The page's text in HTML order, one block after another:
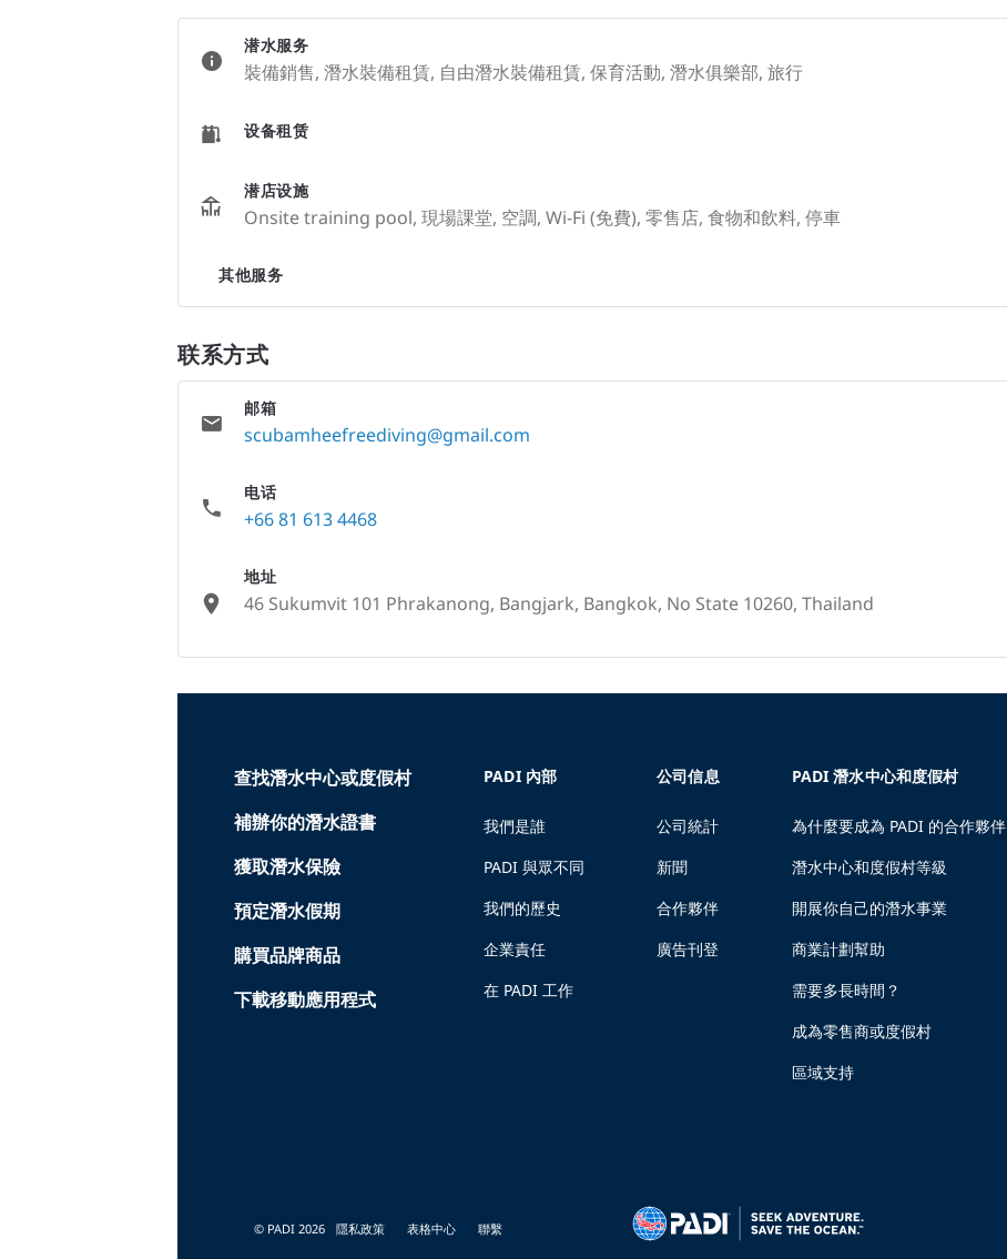
潜水服务
裝備銷售, 潛水裝備租賃, 自由潛水裝備租賃, 保育活動, 潛水俱樂部, 旅行
设备租赁
潜店设施
Onsite training pool, 現場課堂, 空調, Wi-Fi (免費), 零售店, 食物和飲料, 停車
其他服务
联系方式
邮箱
scubamheefreediving@gmail.com
电话
+66 81 613 4468
地址
46 Sukumvit 101 Phrakanong, Bangjark, Bangkok, No State 10260, Thailand
查找潛水中心或度假村
補辦你的潛水證書
獲取潛水保險
預定潛水假期
購買品牌商品
下載移動應用程式
PADI 內部
我們是誰
PADI 與眾不同
我們的歷史
企業責任
在 PADI 工作
公司信息
公司統計
新聞
合作夥伴
廣告刊登
PADI 潛水中心和度假村
為什麼要成為 PADI 的合作夥伴
潛水中心和度假村等級
開展你自己的潛水事業
商業計劃幫助
需要多長時間？
成為零售商或度假村
區域支持
© PADI 2026 隱私政策 表格中心 聯繫